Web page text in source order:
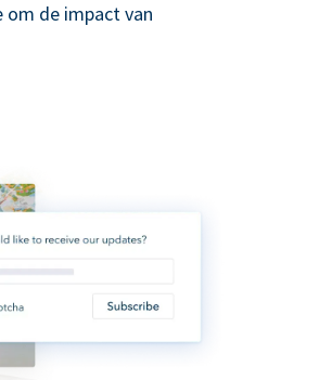
om de impact van